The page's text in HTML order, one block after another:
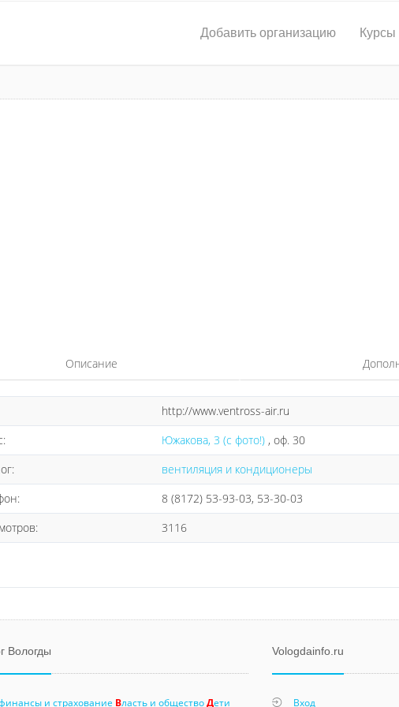
Добавить организацию
Описание
http://www.ventross-air.ru
Южакова, 3 (с фото!) , оф. 30
вентиляция и кондиционеры
8 (8172) 53-93-03, 53-30-03
3116
Вологды
и страхование Власть и обществоДети
Vologdainfo.ru
Вход